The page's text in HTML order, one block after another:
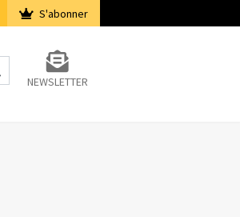
S'abonner
NEWSLETTER